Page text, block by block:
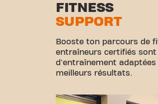
FITNESS
SUPPORT
Booste ton parcours de
entraîneurs certifiés
d'entraînement
meilleurs résultats.